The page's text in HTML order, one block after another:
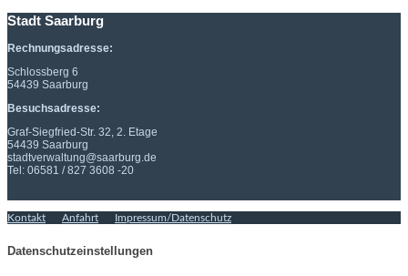
Stadt Saarburg
Rechnungsadresse:
Schlossberg 6
54439 Saarburg
Besuchsadresse:
Graf-Siegfried-Str. 32, 2. Etage
54439 Saarburg
stadtverwaltung@saarburg.de
Tel: 06581 / 827 3608 -20
Kontakt Anfahrt Impressum/Datenschutz
Datenschutzeinstellungen